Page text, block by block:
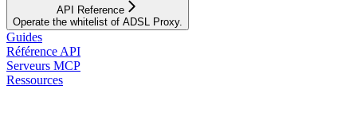
API Reference
Operate the whitelist of ADSL Proxy.
Guides
Référence API
Serveurs MCP
Ressources